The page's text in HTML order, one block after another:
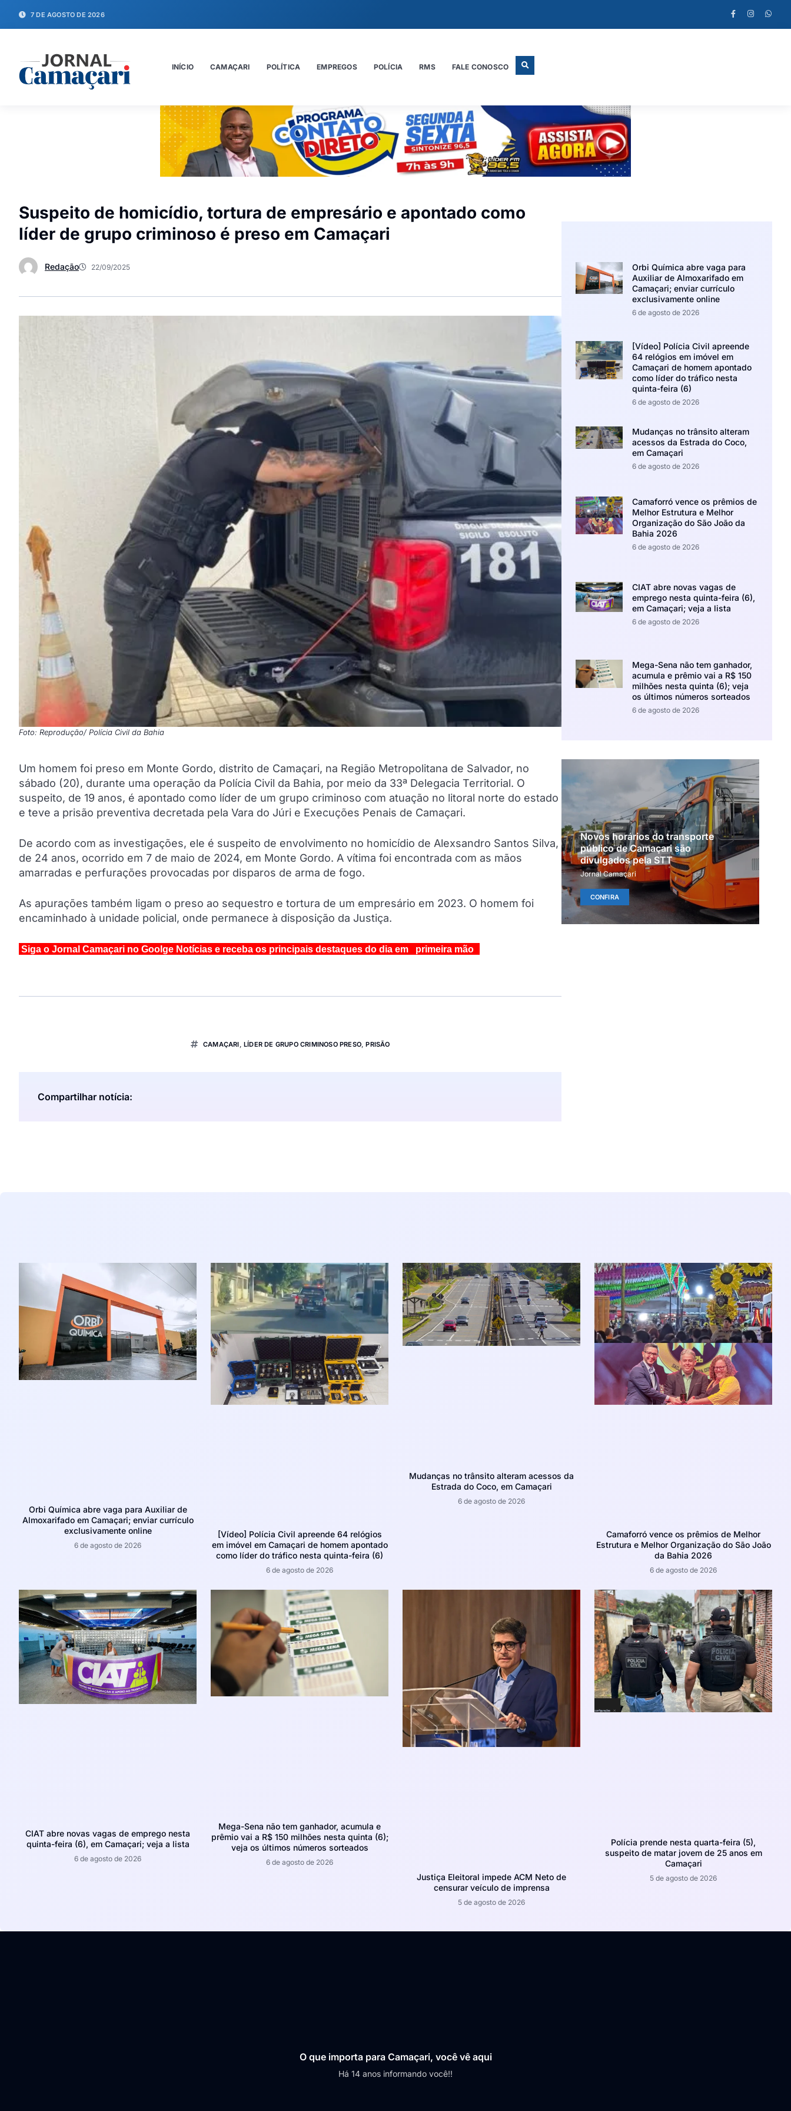
7 DE AGOSTO DE 2026
INÍCIO CAMAÇARI POLÍTICA EMPREGOS POLÍCIA RMS FALE CONOSCO
Suspeito de homicídio, tortura de empresário e apontado como
líder de grupo criminoso é preso em Camaçari
Redação 22/09/2025
Foto: Reprodução/ Polícia Civil da Bahia
Um homem foi preso em Monte Gordo, distrito de Camaçari, na Região Metropolitana de Salvador, no
sábado (20), durante uma operação da Polícia Civil da Bahia, por meio da 33ª Delegacia Territorial. O
suspeito, de 19 anos, é apontado como líder de um grupo criminoso com atuação no litoral norte do estado
e teve a prisão preventiva decretada pela Vara do Júri e Execuções Penais de Camaçari.
De acordo com as investigações, ele é suspeito de envolvimento no homicídio de Alexsandro Santos Silva,
de 24 anos, ocorrido em 7 de maio de 2024, em Monte Gordo. A vítima foi encontrada com as mãos
amarradas e perfurações provocadas por disparos de arma de fogo.
As apurações também ligam o preso ao sequestro e tortura de um empresário em 2023. O homem foi
encaminhado à unidade policial, onde permanece à disposição da Justiça.
Siga o Jornal Camaçari no Goolge Notícias e receba os principais destaques do dia em primeira mão
CAMAÇARI LÍDER DE GRUPO CRIMINOSO PRESO ,PRISÃO
Compartilhar notícia:
Orbi Química abre vaga para
Auxiliar de Almoxarifado em
Camaçari; enviar currículo
exclusivamente online
6 de agosto de 2026
[Vídeo] Polícia Civil apreende
64 relógios em imóvel em
Camaçari de homem apontado
como líder do tráfico nesta
quinta-feira (6)
6 de agosto de 2026
Mudanças no trânsito alteram
acessos da Estrada do Coco,
em Camaçari
6 de agosto de 2026
Camaforró vence os prêmios de
Melhor Estrutura e Melhor
Organização do São João da
Bahia 2026
6 de agosto de 2026
CIAT abre novas vagas de
emprego nesta quinta-feira (6),
em Camaçari; veja a lista
6 de agosto de 2026
Mega-Sena não tem ganhador,
acumula e prêmio vai a R$ 150
milhões nesta quinta (6); veja
os últimos números sorteados
6 de agosto de 2026
Novos horários do transporte
público de Camaçari são
divulgados pela STT
Jornal Camaçari
CONFIRA
Orbi Química abre vaga para Auxiliar de
Almoxarifado em Camaçari; enviar currículo
exclusivamente online
6 de agosto de 2026
[Vídeo] Polícia Civil apreende 64 relógios
em imóvel em Camaçari de homem apontado
como líder do tráfico nesta quinta-feira (6)
6 de agosto de 2026
Mudanças no trânsito alteram acessos da
Estrada do Coco, em Camaçari
6 de agosto de 2026
Camaforró vence os prêmios de Melhor
Estrutura e Melhor Organização do São João
da Bahia 2026
6 de agosto de 2026
CIAT abre novas vagas de emprego nesta
quinta-feira (6), em Camaçari; veja a lista
6 de agosto de 2026
Mega-Sena não tem ganhador, acumula e
prêmio vai a R$ 150 milhões nesta quinta (6);
veja os últimos números sorteados
6 de agosto de 2026
Justiça Eleitoral impede ACM Neto de
censurar veículo de imprensa
5 de agosto de 2026
Polícia prende nesta quarta-feira (5),
suspeito de matar jovem de 25 anos em
Camaçari
5 de agosto de 2026
O que importa para Camaçari, você vê aqui
Há 14 anos informando você!!